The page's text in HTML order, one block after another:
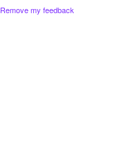
Remove my feedback